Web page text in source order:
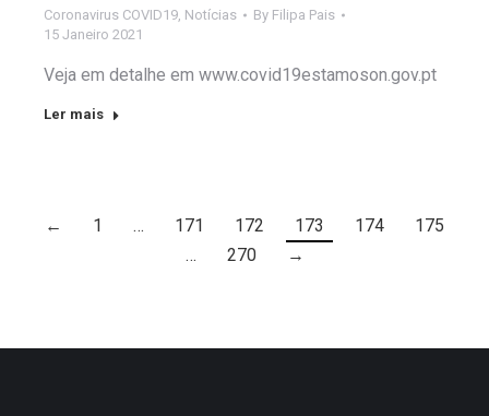
Coronavirus COVID19 Notícias By Filipa Pais
15 Janeiro 2021
Veja em detalhe em www.covid19estamoson.gov.pt
Ler mais
← 1 … 171 172 173 174
175
…
270 →